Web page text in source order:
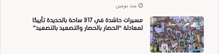
منذ يومين
مسيرات حاشدة في 317 ساحة بالحديدة تأييدًا
لمعادلة “الحصار بالحصار والتصعيد بالتصعيد”